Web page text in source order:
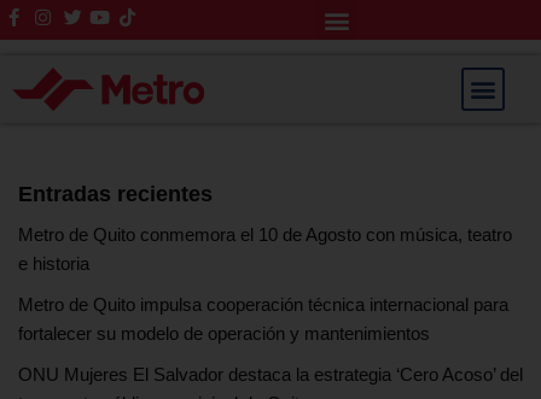
Saltar
al
Entradas recientes
Metro de Quito conmemora el 10 de Agosto con música, teatro
e historia
Metro de Quito impulsa cooperación técnica internacional para
fortalecer su modelo de operación y mantenimientos
ONU Mujeres El Salvador destaca la estrategia ‘Cero Acoso’ del